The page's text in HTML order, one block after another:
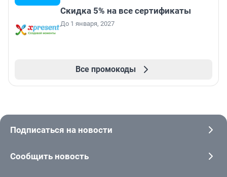
Скидка 5% на все сертификаты
До 1 января, 2027
Все промокоды
Подписаться на новости
Сообщить новость